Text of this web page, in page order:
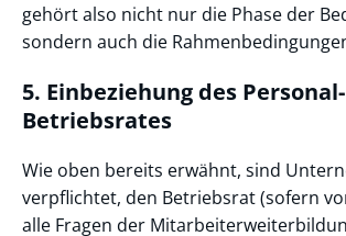
gehört also nicht nur die Phase der
sondern auch die
5. Einbeziehung des
Betriebsrates
Wie oben bereits erwähnt, sind
verpflichtet, den Betriebsrat (sofern
alle Fragen der